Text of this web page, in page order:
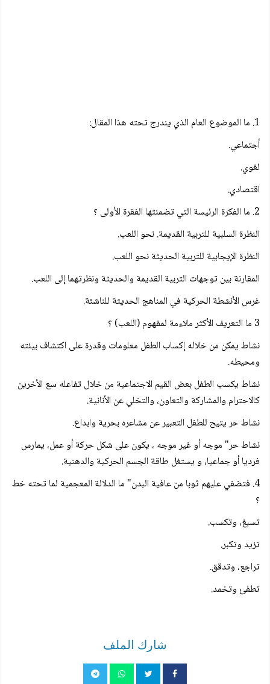
1. ما الموضوع العام الذي يندرج تحته هذا المقال:
أجتماعي.
لغوي.
اقتصادي.
2. ما الفكرة الرئيسة التي تضمنتها الفقرة الأولى ؟
النظرة السلبية للتربية القديمة. نحو اللعب.
النظرة الإيجابية للتربية الحديثة نحو اللعب.
المقارنة بين توجهات التربية القديمة والحديثة ونظرتهما إلى اللعب.
غرس الأنشطة الحركية في المناهج الحديثة للناشئة.
3 ما التعريف الأكثر ملاءمة لمفهوم (اللعب) ؟
نشاط يمكن من خلاله إكساب الطفل معلومات وقدرة على اكتشاف بيئته
ومحيطه.
نشاط يكسب الطفل بعض القيم الاجتماعية من خلال تفاعله سع الأخرين
كالاحترام والمشاركة والتعاون، والتخلي عن الأنانية.
نشاط حر يتيح للطفل التعبير عن مشاعره بحرية وابداع.
نشاط حر" موجه أو غير موجه ، يكون على شكل حركة أو عمل، يمارس
فرديا أو جماعيا، و يستغل طاقة الجسم الحركية والدهنية.
4. فتضفي عليهم ثوبا من عافية البدن" ما الدلالة المعجمية لما تحته خط
؟
تسبغ، وتكسب.
تزيد وتكبر.
تراجع، وتدقق.
تطفئ وتخمد.
شارك الملف